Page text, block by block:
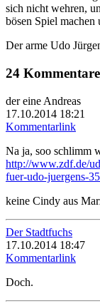
sich nicht wehren,
bösen Spiel machen
Der arme Udo
24
der eine Andreas
17.10.2014 18:21
Kommentarlink
Na ja, soo schlimm
http://www.zdf.de/
fuer-udo-juergens-
keine Cindy aus
Der Stadtfuchs
17.10.2014 18:47
Kommentarlink
Doch.